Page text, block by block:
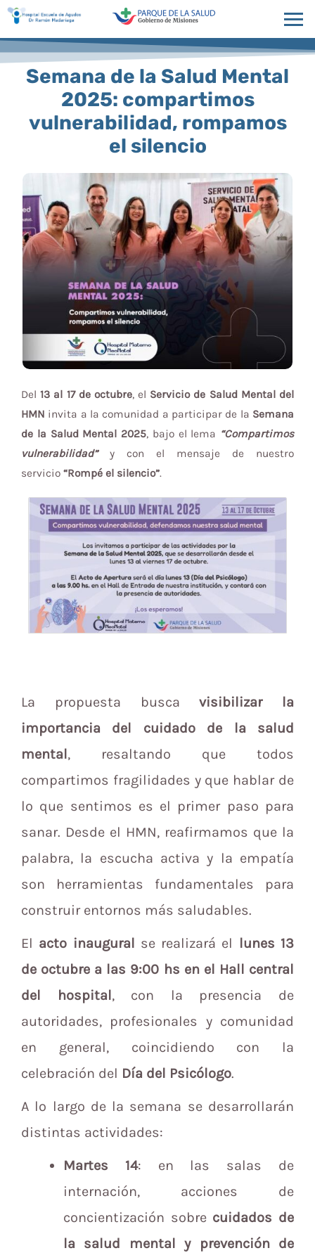
Semana de la Salud Mental
2025: compartimos
vulnerabilidad, rompamos
el silencio
Del13 al 17 de octubre, el Servicio de Salud Mental del
HMN invita a la comunidad a participar de la Semana
de la Salud Mental 2025, bajo el lema “Compartimos
vulnerabilidad”y con el mensaje de nuestro
servicio “Rompé el silencio”.
La propuesta buscavisibilizar la
importancia del cuidado de la salud
mental, resaltando que todos
compartimos fragilidades y que hablar de
lo que sentimos es el primer paso para
sanar. Desde el HMN, reafirmamos que la
palabra, la escucha activa y la empatía
son herramientas fundamentales para
construir entornos más saludables.
El acto inaugural se realizará el lunes 13
de octubre a las 9:00 hs en el Hall central
del hospital, con la presencia de
autoridades, profesionales y comunidad
en general, coincidiendo con la
celebración del Día del Psicólogo.
A lo largo de la semana se desarrollarán
distintas actividades:
Martes 14: en las salas de
internación, acciones de
concientización sobre cuidados de
la salud mental y prevención de